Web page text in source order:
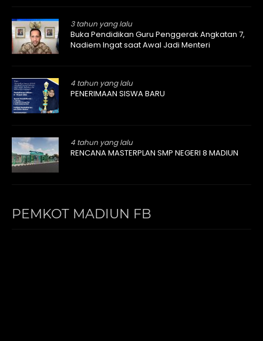
3 tahun yang lalu
Buka Pendidikan Guru Penggerak Angkatan 7,
Nadiem Ingat saat Awal Jadi Menteri
4 tahun yang lalu
PENERIMAAN SISWA BARU
4 tahun yang lalu
RENCANA MASTERPLAN SMP NEGERI 8 MADIUN
PEMKOT MADIUN FB